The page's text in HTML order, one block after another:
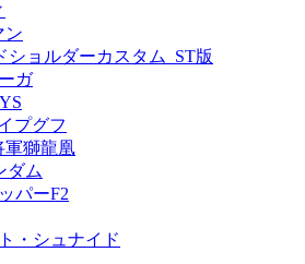
ン
ショルダーカスタム_ST版
ガ
プグフ
軍獅龍凰
ダム
パーF2
・シュナイド